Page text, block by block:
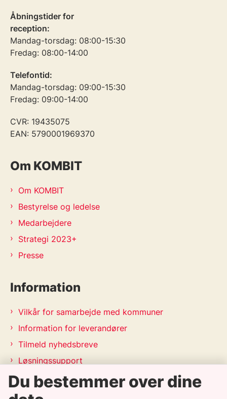
Åbningstider for
reception:
Mandag-torsdag: 08:00-15:30
Fredag: 08:00-14:00
Telefontid:
Mandag-torsdag: 09:00-15:30
Fredag: 09:00-14:00
CVR: 19435075
EAN: 5790001969370
Om KOMBIT
Om KOMBIT
Bestyrelse og ledelse
Medarbejdere
Strategi 2023+
Presse
Information
Vilkår for samarbejde med kommuner
Information for leverandører
Tilmeld nyhedsbreve
Løsningssupport
Releasekalender
APV-handleplan 2026
Du bestemmer over dine